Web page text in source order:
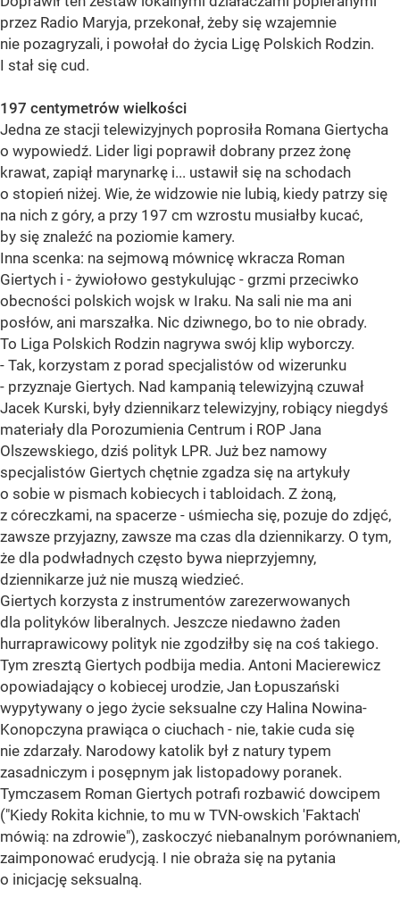
przez Radio Maryja, przekonał, żeby się wzajemnie
nie pozagryzali, i powołał do życia Ligę Polskich Rodzin.
I stał się cud.
197 centymetrów wielkości
Jedna ze stacji telewizyjnych poprosiła Romana Giertycha
o wypowiedź. Lider ligi poprawił dobrany przez żonę
krawat, zapiął marynarkę i... ustawił się na schodach
o stopień niżej. Wie, że widzowie nie lubią, kiedy patrzy się
na nich z góry, a przy 197 cm wzrostu musiałby kucać,
by się znaleźć na poziomie kamery.
Inna scenka: na sejmową mównicę wkracza Roman
Giertych i - żywiołowo gestykulując - grzmi przeciwko
obecności polskich wojsk w Iraku. Na sali nie ma ani
posłów, ani marszałka. Nic dziwnego, bo to nie obrady.
To Liga Polskich Rodzin nagrywa swój klip wyborczy.
- Tak, korzystam z porad specjalistów od wizerunku
- przyznaje Giertych. Nad kampanią telewizyjną czuwał
Jacek Kurski, były dziennikarz telewizyjny, robiący niegdyś
materiały dla Porozumienia Centrum i ROP Jana
Olszewskiego, dziś polityk LPR. Już bez namowy
specjalistów Giertych chętnie zgadza się na artykuły
o sobie w pismach kobiecych i tabloidach. Z żoną,
z córeczkami, na spacerze - uśmiecha się, pozuje do zdjęć,
zawsze przyjazny, zawsze ma czas dla dziennikarzy. O tym,
że dla podwładnych często bywa nieprzyjemny,
dziennikarze już nie muszą wiedzieć.
Giertych korzysta z instrumentów zarezerwowanych
dla polityków liberalnych. Jeszcze niedawno żaden
hurraprawicowy polityk nie zgodziłby się na coś takiego.
Tym zresztą Giertych podbija media. Antoni Macierewicz
opowiadający o kobiecej urodzie, Jan Łopuszański
wypytywany o jego życie seksualne czy Halina Nowina-
Konopczyna prawiąca o ciuchach - nie, takie cuda się
nie zdarzały. Narodowy katolik był z natury typem
zasadniczym i posępnym jak listopadowy poranek.
Tymczasem Roman Giertych potrafi rozbawić dowcipem
("Kiedy Rokita kichnie, to mu w TVN-owskich 'Faktach'
mówią: na zdrowie"), zaskoczyć niebanalnym porównaniem,
zaimponować erudycją. I nie obraża się na pytania
o inicjację seksualną.